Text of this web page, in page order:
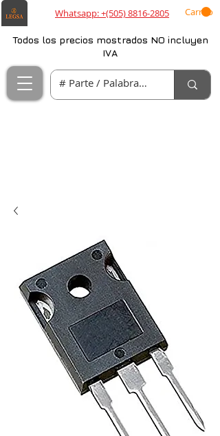
Whatsapp: +(505) 8816-2805 Carrito
Todos los precios mostrados NO incluyen
IVA